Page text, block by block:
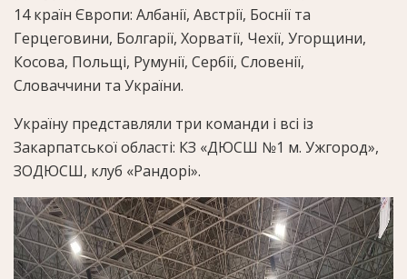
14 країн Європи: Албанії, Австрії, Боснії та
Герцеговини, Болгарії, Хорватії, Чехії, Угорщини,
Косова, Польщі, Румунії, Сербії, Словенії,
Словаччини та України.
Україну представляли три команди і всі із
Закарпатської області: КЗ «ДЮСШ №1 м. Ужгород»,
ЗОДЮСШ, клуб «Рандорі».